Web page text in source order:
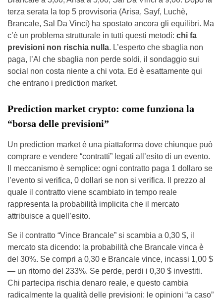
terza serata la top 5 provvisoria (Arisa, Sayf, Luchè,
Brancale, Sal Da Vinci) ha spostato ancora gli equilibri. Ma
c’è un problema strutturale in tutti questi metodi: chi fa
previsioni non rischia nulla. L’esperto che sbaglia non
paga, l’AI che sbaglia non perde soldi, il sondaggio sui
social non costa niente a chi vota. Ed è esattamente qui
che entrano i prediction market.
Prediction market crypto: come funziona la
“borsa delle previsioni”
Un prediction market è una piattaforma dove chiunque può
comprare e vendere “contratti” legati all’esito di un evento.
Il meccanismo è semplice: ogni contratto paga 1 dollaro se
l’evento si verifica, 0 dollari se non si verifica. Il prezzo al
quale il contratto viene scambiato in tempo reale
rappresenta la probabilità implicita che il mercato
attribuisce a quell’esito.
Se il contratto “Vince Brancale” si scambia a 0,30 $, il
mercato sta dicendo: la probabilità che Brancale vinca è
del 30%. Se compri a 0,30 e Brancale vince, incassi 1,00 $
— un ritorno del 233%. Se perde, perdi i 0,30 $ investiti.
Chi partecipa rischia denaro reale, e questo cambia
radicalmente la qualità delle previsioni: le opinioni “a caso”